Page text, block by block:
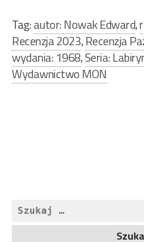
Tag:autor: Nowak Edward,
Recenzja 2023,Recenzja
wydania: 1968,Seria:
Wydawnictwo MON
Szukaj: